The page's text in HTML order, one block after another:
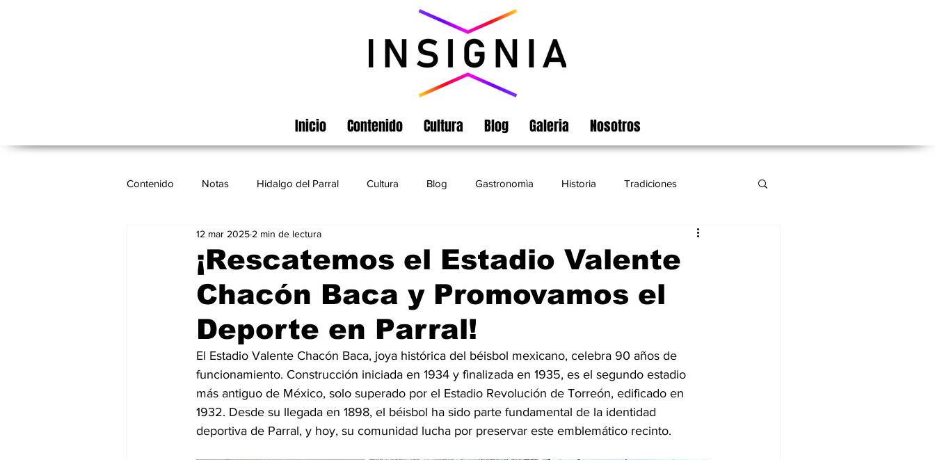
Inicio Contenido Cultura Blog Galeria Nosotros
Contenido Notas Hidalgo del Parral Cultura Blog Gastronomìa Historia Tradiciones
Cinematografía México Turismo
¡Rescatemos el Estadio Valente
Chacón Baca y Promovamos el
Deporte en Parral!
12 mar 2025 2 min de lectura
El Estadio Valente Chacón Baca, joya histórica del béisbol mexicano, celebra 90 años de
funcionamiento. Construcción iniciada en 1934 y finalizada en 1935, es el segundo estadio
más antiguo de México, solo superado por el Estadio Revolución de Torreón, edificado en
1932. Desde su llegada en 1898, el béisbol ha sido parte fundamental de la identidad
deportiva de Parral, y hoy, su comunidad lucha por preservar este emblemático recinto.